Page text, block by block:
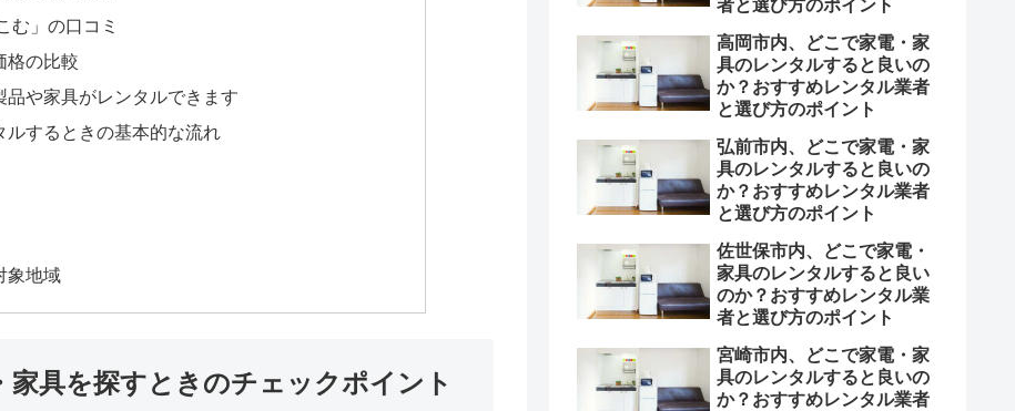
む」の口コミ
格の比較
や家具がレンタルできます
するときの基本的な流れ
象地域
具を探すときのチェックポイント
者と選び方のポイント
高岡市内、どこで家電・家
具のレンタルすると良いの
か？おすすめレンタル業者
と選び方のポイント
弘前市内、どこで家電・家
具のレンタルすると良いの
か？おすすめレンタル業者
と選び方のポイント
佐世保市内、どこで家電・
家具のレンタルすると良い
のか？おすすめレンタル業
者と選び方のポイント
宮崎市内、どこで家電・家
具のレンタルすると良いの
か？おすすめレンタル業者